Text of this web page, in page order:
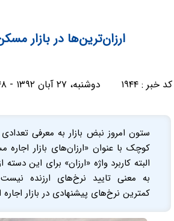
ارزان‌ترین‌ها در بازار
کد خبر :۱۹۴۴ دوشنبه، ۲۷ آبان ۱۳۹۲ - ۰۹:۱۰:۴۸
ستون امروز نبض بازار به معرفی
کوچک با عنوان «ارزان‌های بازار
البته کاربرد واژه «ارزان» برای این
به معنی تایید نرخ‌های ارزنده
کمترین نرخ‌های پیشنهادی در بازار